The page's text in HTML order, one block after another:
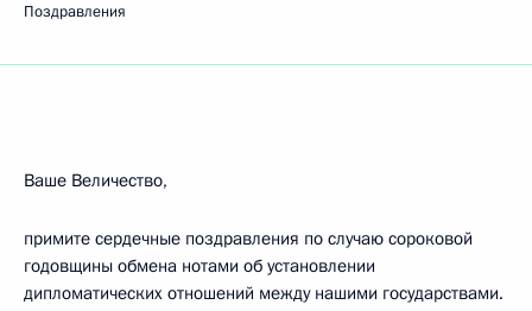
Поздравления
Ваше Величество,
примите сердечные поздравления по случаю сороковой
годовщины обмена нотами об установлении
дипломатических отношений между нашими государствами.